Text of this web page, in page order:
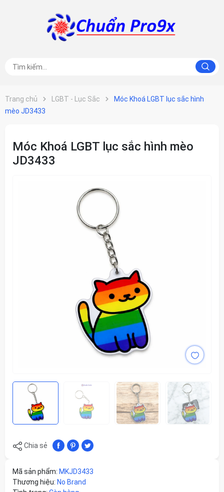
Trang chủ LGBT - Lục Sắc
Móc Khoá LGBT lục sắc hình
mèo JD3433
Móc Khoá LGBT lục sắc hình mèo
JD3433
Chia sẻ
Mã sản phẩm: MKJD3433
Thương hiệu: No Brand